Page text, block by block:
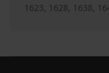
1623, 1628, 1638,